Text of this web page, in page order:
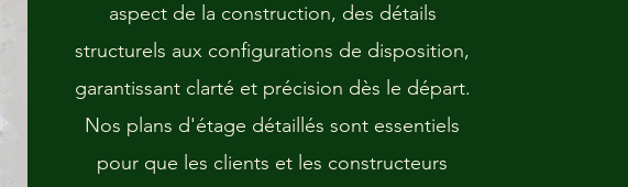
aspect de la construction, des détails
structurels aux configurations de disposition,
garantissant clarté et précision dès le départ.
Nos plans d'étage détaillés sont essentiels
pour que les clients et les constructeurs